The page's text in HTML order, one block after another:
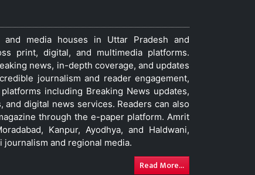
media houses in Uttar Pradesh and
print, digital, and multimedia platforms.
news, in-depth coverage, and updates
journalism and reader engagement,
including Breaking News updates,
and digital news services. Readers can also
through the e-paper platform. Amrit
Kanpur, Ayodhya, and Haldwani,
and regional media.
Read More...